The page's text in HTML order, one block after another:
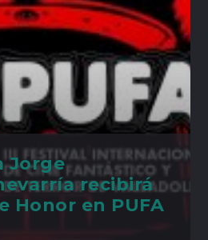
Jorge
recibirá
Honor en PUFA